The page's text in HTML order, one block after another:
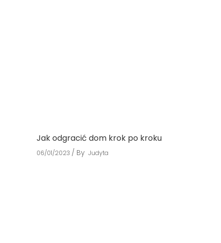
Jak odgracić dom krok po kroku
06/01/2023 By Judyta